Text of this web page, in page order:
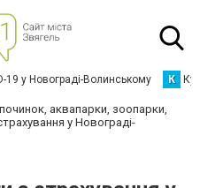
19 у Новограді-Волинському К
аквапарки, зоопарки,
у Новограді-